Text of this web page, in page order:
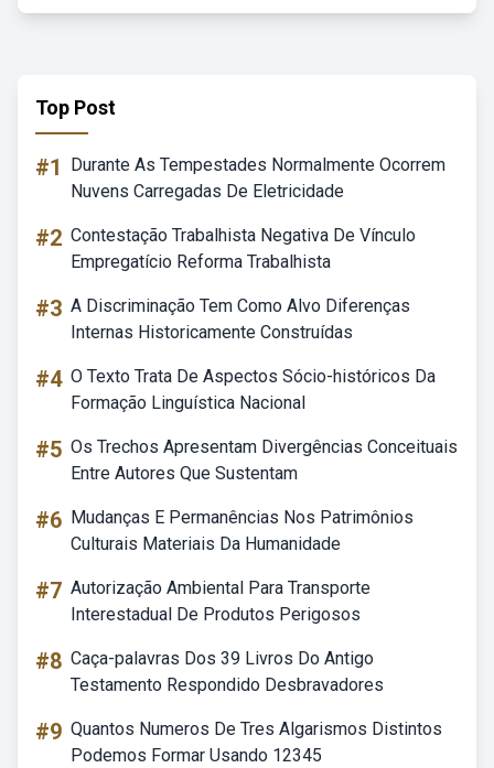
Top Post
#1
Durante As Tempestades Normalmente Ocorrem
Nuvens Carregadas De Eletricidade
#2 Contestação Trabalhista Negativa De Vínculo
Empregatício Reforma Trabalhista
#3 A Discriminação Tem Como Alvo Diferenças
Internas Historicamente Construídas
#4 O Texto Trata De Aspectos Sócio-históricos Da
Formação Linguística Nacional
#5 Os Trechos Apresentam Divergências Conceituais
Entre Autores Que Sustentam
#6 Mudanças E Permanências Nos Patrimônios
Culturais Materiais Da Humanidade
#7 Autorização Ambiental Para Transporte
Interestadual De Produtos Perigosos
#8 Caça-palavras Dos 39 Livros Do Antigo
Testamento Respondido Desbravadores
#9 Quantos Numeros De Tres Algarismos Distintos
Podemos Formar Usando 12345